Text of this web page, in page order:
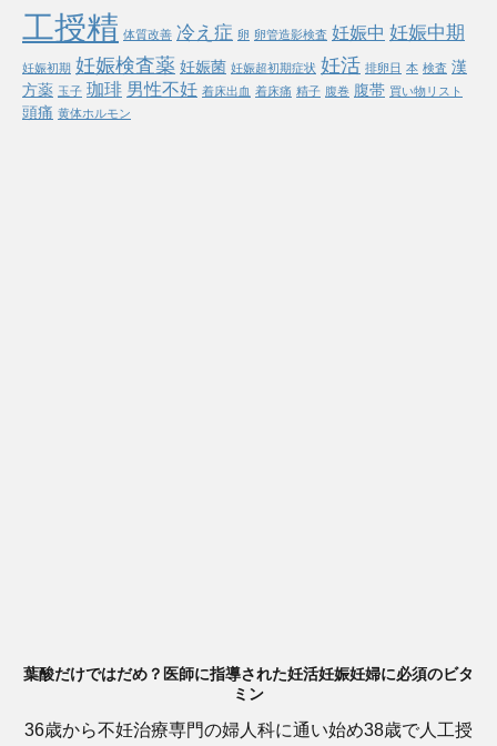
工授精 体質改善 冷え症 卵 卵管造影検査 妊娠中 妊娠中期
妊娠初期 妊娠検査薬 妊娠菌 妊娠超初期症状 妊活 排卵日 本 検査 漢
方薬 玉子 珈琲 男性不妊 着床出血 着床痛 精子 腹巻 腹帯 買い物リスト
頭痛 黄体ホルモン
葉酸だけではだめ？医師に指導された妊活妊娠妊婦に必須のビタ
ミン
36歳から不妊治療専門の婦人科に通い始め38歳で人工授